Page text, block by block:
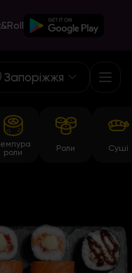
Запоріжжя
роли
Роли Суші